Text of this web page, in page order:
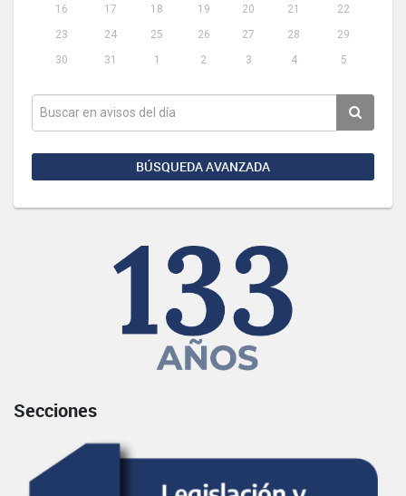
16
17 18 19 20 21
22
23
24 25 26 27 28
29
30
31 1 2 3 4 5
BÚSQUEDA AVANZADA
Secciones